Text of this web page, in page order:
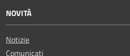
NOVITÀ
Notizie
Comunicati